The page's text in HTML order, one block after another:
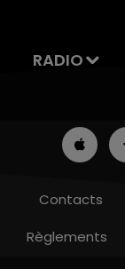
RADIO
Contacts
Règlements